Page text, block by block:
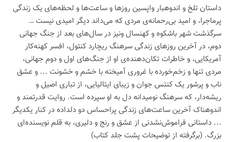
داستان تلخ و اندوهبار واپسین روزها و ساعت‌ها و لحظه‌های یک زندگی
پرماجرا، و امید بی‌رحمانه‌ی مردی که می‌داند دیگر امیدی نیست …
سرگذشت شهر باشکوه و کهنسال ونیز در سال‌های بعد از جنگ جهانی
دوم، در آخرین روزهای زندگی سرهنگ ریچارد کنتول، افسر کهنه‌کار
آمریکایی، و خاطرات تکان‌دهنده‌ی او از جنگ‌‌های اول و دوم جهانی،
مردی تنها و زخم‌خورده با غروری آمیخته با خشم و خشونت ... و عشق
ناب و پرشور یک کنتس جوان و زیبای ایتالیایی، از تباری اصیل و
ریشه‌دار، که سرهنگ نومیدانه دل به او سپرده است. روایت قدرتمند و
اندوهناک آخرین ساعت‌های زندگی پراحساس دو دلداده در کنار یکدیگر
... داستانی فراموش‌نشدنی از عشق و رنج و دلیری، به قلم نویسنده‌ای
بزرگ. (برگرفته از توضیحات پشت جلد کتاب)